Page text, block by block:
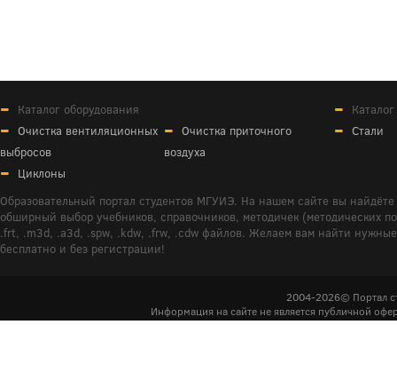
Каталог оборудования
Очистка вентиляционных
выбросов
Очистка приточного
воздуха
Циклоны
Стали
Образовательный портал студентов МГУИЭ. На нашем сайте вы
обширный выбор учебников, справочников, методичек (методических
.frt, .m3d, .a3d, .spw, .kdw, .frw, .cdw файлов. Желаем вам найти
бесплатно и без регистрации!
2004-2026© Портал
Информация на сайте не является публичной